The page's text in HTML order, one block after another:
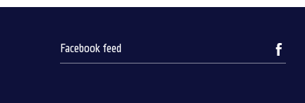
Facebook feed